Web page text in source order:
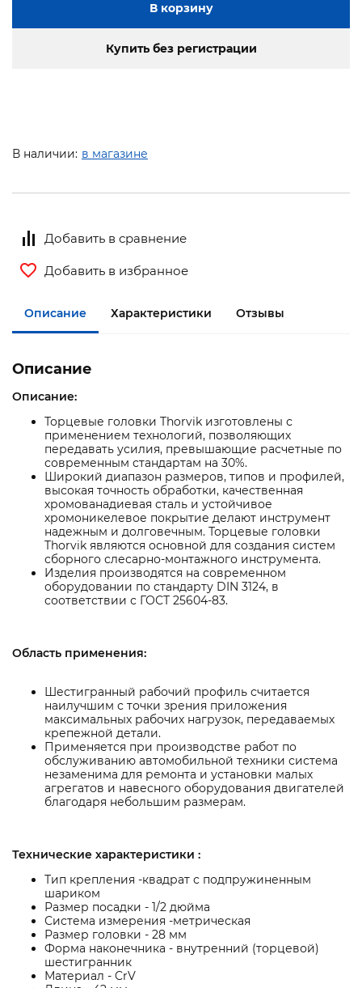
В корзину
Купить без регистрации
В наличии: в магазине
Добавить в сравнение
Добавить в избранное
Описание Характеристики Отзывы
Описание
Описание:
Торцевые головки Thorvik изготовлены с
применением технологий, позволяющих
передавать усилия, превышающие расчетные по
современным стандартам на 30%.
Широкий диапазон размеров, типов и профилей,
высокая точность обработки, качественная
хромованадиевая сталь и устойчивое
хромоникелевое покрытие делают инструмент
надежным и долговечным. Торцевые головки
Thorvik являются основной для создания систем
сборного слесарно-монтажного инструмента.
Изделия производятся на современном
оборудовании по стандарту DIN 3124, в
соответствии с ГОСТ 25604-83.
Область применения:
Шестигранный рабочий профиль считается
наилучшим с точки зрения приложения
максимальных рабочих нагрузок, передаваемых
крепежной детали.
Применяется при производстве работ по
обслуживанию автомобильной техники система
незаменима для ремонта и установки малых
агрегатов и навесного оборудования двигателей
благодаря небольшим размерам.
Технические характеристики :
Тип крепления -квадрат с подпружиненным
шариком
Размер посадки - 1/2 дюйма
Система измерения -метрическая
Размер головки - 28 мм
Форма наконечника - внутренний (торцевой)
шестигранник
Материал - CrV